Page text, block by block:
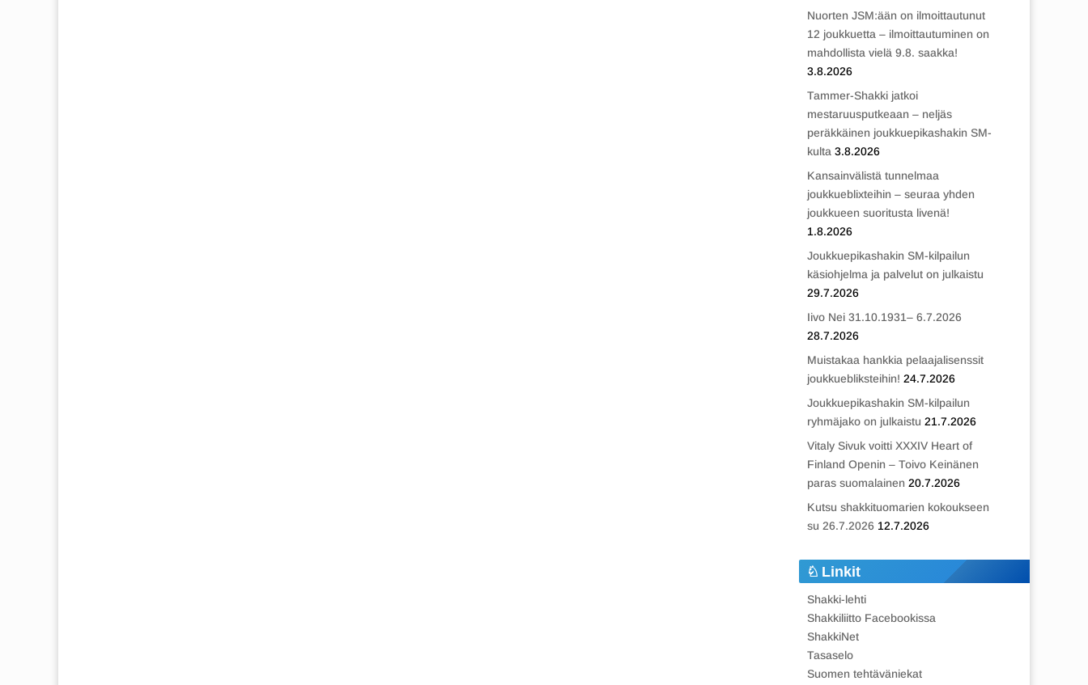
Nuorten JSM:ään on ilmoittautunut
12 joukkuetta – ilmoittautuminen on
mahdollista vielä 9.8. saakka!
3.8.2026
Tammer-Shakki jatkoi
mestaruusputkeaan – neljäs
peräkkäinen joukkuepikashakin SM-
kulta 3.8.2026
Kansainvälistä tunnelmaa
joukkueblixteihin – seuraa yhden
joukkueen suoritusta livenä!
1.8.2026
Joukkuepikashakin SM-kilpailun
käsiohjelma ja palvelut on julkaistu
29.7.2026
Iivo Nei 31.10.1931– 6.7.2026
28.7.2026
Muistakaa hankkia pelaajalisenssit
joukkuebliksteihin! 24.7.2026
Joukkuepikashakin SM-kilpailun
ryhmäjako on julkaistu 21.7.2026
Vitaly Sivuk voitti XXXIV Heart of
Finland Openin – Toivo Keinänen
paras suomalainen 20.7.2026
Kutsu shakkituomarien kokoukseen
su 26.7.2026 12.7.2026
Linkit
Shakki-lehti
Shakkiliitto Facebookissa
ShakkiNet
Tasaselo
Suomen tehtäväniekat